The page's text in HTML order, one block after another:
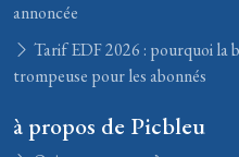
annoncée
Tarif EDF 2026 : pourquoi la
trompeuse pour les abonnés
à propos de Picbleu